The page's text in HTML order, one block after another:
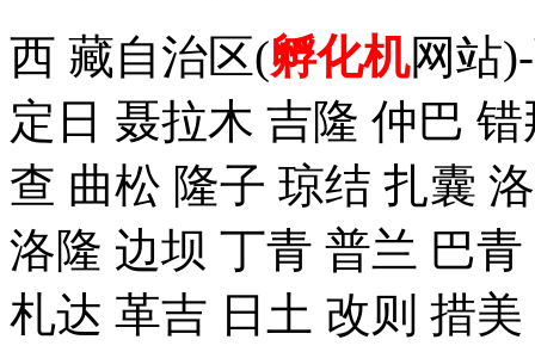
西 藏自治区(孵化机网站
定日 聂拉木 吉隆 仲巴
查 曲松 隆子 琼结 扎囊
洛隆 边坝 丁青 普兰 巴
札达 革吉 日土 改则 措